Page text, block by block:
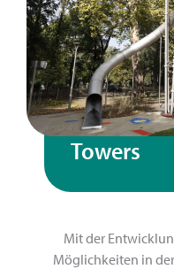
Towers
Mit der
Möglichkeiten in